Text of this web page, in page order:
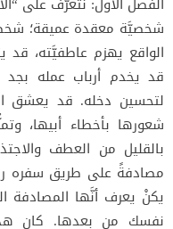
شخصيَّة معقدة عميقة؛
الواقع يهزم عاطفيَّته،
قد يخدم أرباب عمله بجد
لتحسين دخله. قد يعشق
شعورها بأخطاء أبيها،
بالقليل من العطف
مصادفةً على طريق سفره
يكنْ يعرف أنَّها
نفسك من بعدها. كان